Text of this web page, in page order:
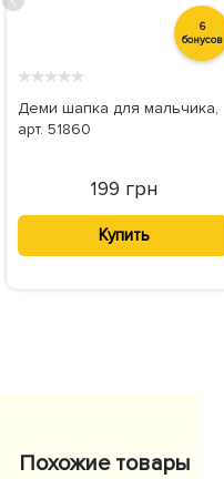
6
бонусов
★★★★★
Деми шапка для мальчика,
арт. 51860
199 грн
Купить
Похожие товары